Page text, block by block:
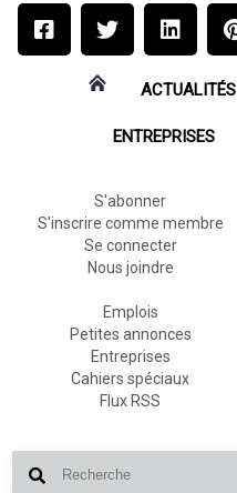
ACTUALITÉS
ENTREPRISES
S'abonner
S'inscrire comme membre
Se connecter
Nous joindre
Emplois
Petites annonces
Entreprises
Cahiers spéciaux
Flux RSS